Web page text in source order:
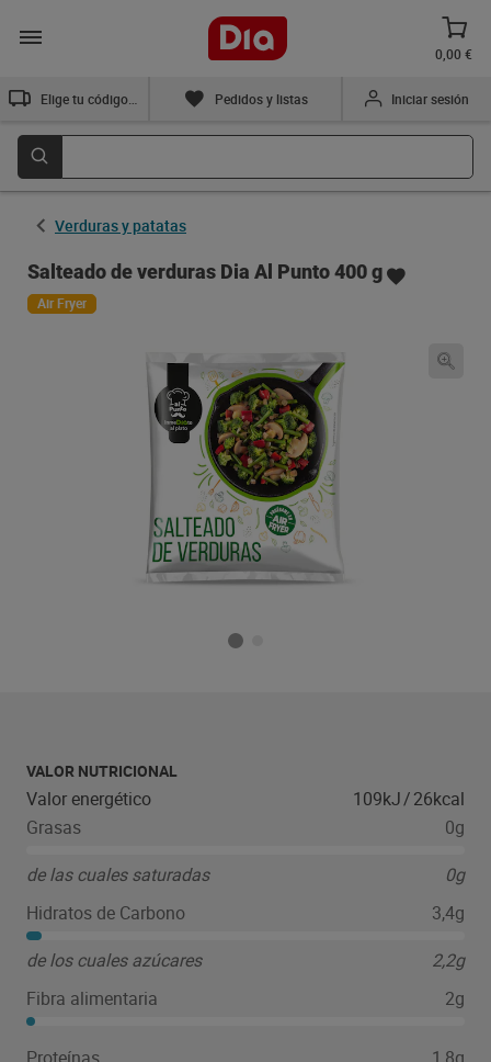
0,00 €
Pedidos y listas Iniciar sesión
Verduras y patatas
Salteado de verduras Dia Al Punto 400 g
Air Fryer
VALOR NUTRICIONAL
Valor energético 109kJ/26kcal
Grasas
0g
de las cuales saturadas
0g
Hidratos de Carbono
3,4g
de los cuales azúcares
2,2g
Fibra alimentaria
2g